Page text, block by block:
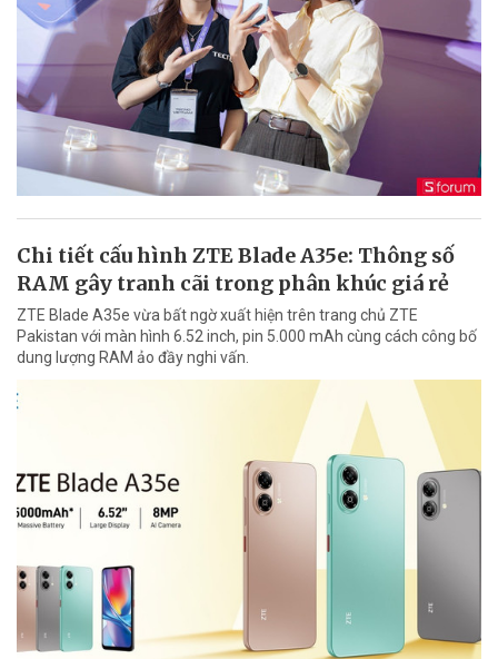
Chi tiết cấu hình ZTE Blade A35e: Thông số
RAM gây tranh cãi trong phân khúc giá rẻ
ZTE Blade A35e vừa bất ngờ xuất hiện trên trang chủ ZTE
Pakistan với màn hình 6.52 inch, pin 5.000 mAh cùng cách công bố
dung lượng RAM ảo đầy nghi vấn.